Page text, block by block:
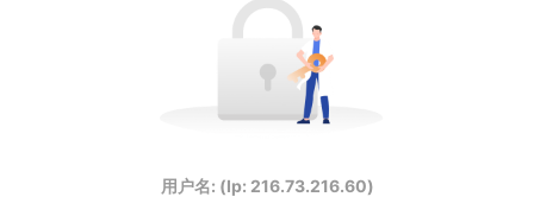
用户名: (Ip: 216.73.216.60)